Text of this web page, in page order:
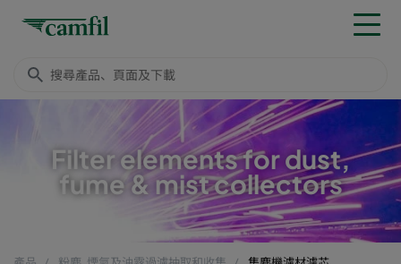
Filter elements for dust,
fume & mist collectors